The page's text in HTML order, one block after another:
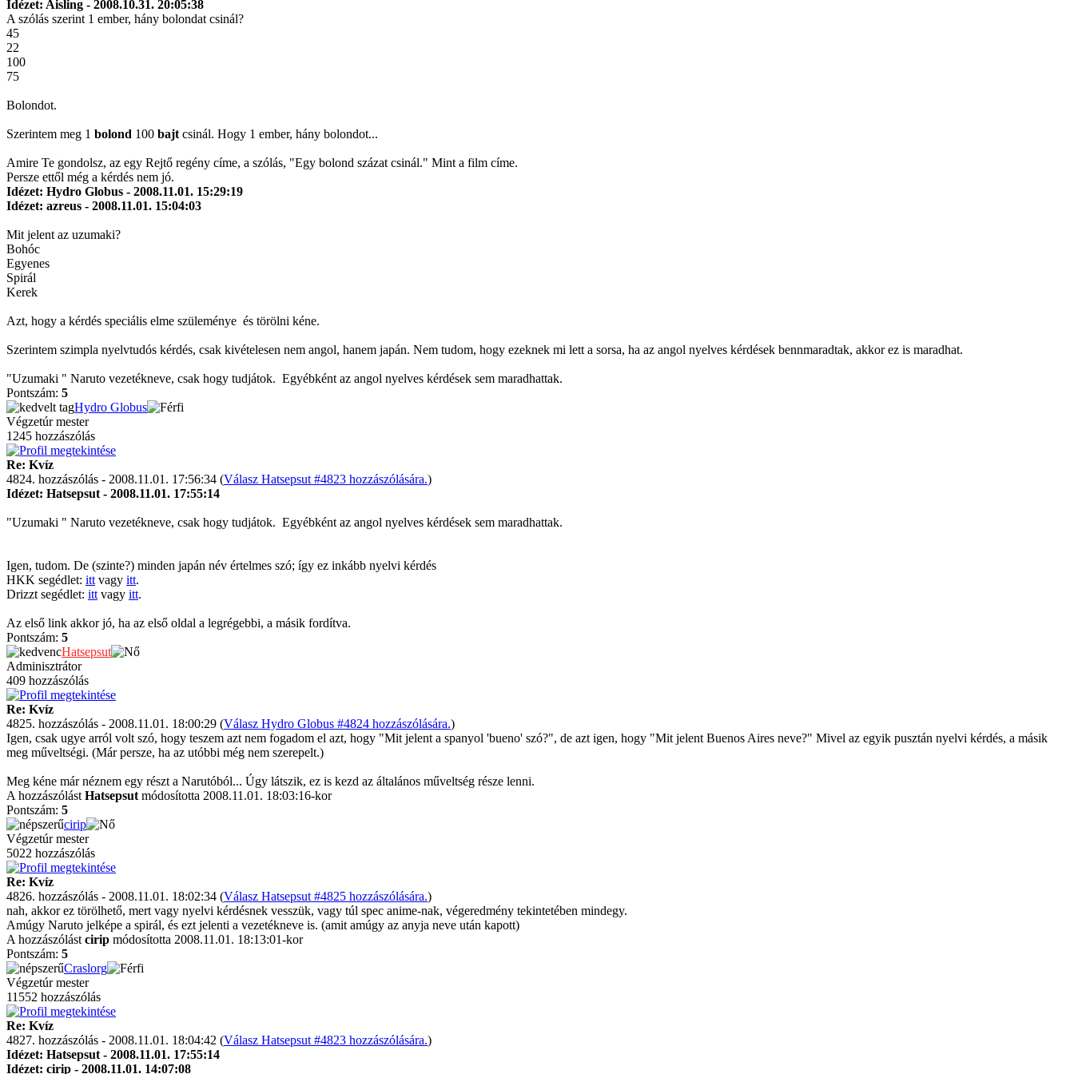
Idézet: Aisling - 2008.10.31. 20:05:38
A szólás szerint 1 ember, hány bolondat csinál?
45
22
100
75
Bolondot.
Szerintem meg 1 bolond 100 bajt csinál. Hogy 1 ember, hány bolondot...
Amire Te gondolsz, az egy Rejtő regény címe, a szólás, "Egy bolond százat csinál." Mint a film címe.
Persze ettől még a kérdés nem jó.
Idézet: Hydro Globus - 2008.11.01. 15:29:19
Idézet: azreus - 2008.11.01. 15:04:03
Mit jelent az uzumaki?
Bohóc
Egyenes
Spirál
Kerek
Azt, hogy a kérdés speciális elme szüleménye és törölni kéne.
Szerintem szimpla nyelvtudós kérdés, csak kivételesen nem angol, hanem japán. Nem tudom, hogy ezeknek mi lett a sorsa, ha az angol nyelves kérdések bennmaradtak, akkor ez is maradhat.
"Uzumaki " Naruto vezetékneve, csak hogy tudjátok. Egyébként az angol nyelves kérdések sem maradhattak.
Pontszám: 5
Hydro Globus
Végzetúr mester
1245 hozzászólás
Re: Kvíz
4824. hozzászólás - 2008.11.01. 17:56:34 (Válasz Hatsepsut #4823 hozzászólására.)
Idézet: Hatsepsut - 2008.11.01. 17:55:14
"Uzumaki " Naruto vezetékneve, csak hogy tudjátok. Egyébként az angol nyelves kérdések sem maradhattak.
Igen, tudom. De (szinte?) minden japán név értelmes szó; így ez inkább nyelvi kérdés
HKK segédlet: itt vagy itt.
Drizzt segédlet: itt vagy itt.
Az első link akkor jó, ha az első oldal a legrégebbi, a másik fordítva.
Pontszám: 5
Hatsepsut
Adminisztrátor
409 hozzászólás
Re: Kvíz
4825. hozzászólás - 2008.11.01. 18:00:29 (Válasz Hydro Globus #4824 hozzászólására.)
Igen, csak ugye arról volt szó, hogy teszem azt nem fogadom el azt, hogy "Mit jelent a spanyol 'bueno' szó?", de azt igen, hogy "Mit jelent Buenos Aires neve?" Mivel az egyik pusztán nyelvi kérdés, a másik
meg műveltségi. (Már persze, ha az utóbbi még nem szerepelt.)
Meg kéne már néznem egy részt a Narutóból... Úgy látszik, ez is kezd az általános műveltség része lenni.
A hozzászólást Hatsepsut módosította 2008.11.01. 18:03:16-kor
Pontszám: 5
cirip
Végzetúr mester
5022 hozzászólás
Re: Kvíz
4826. hozzászólás - 2008.11.01. 18:02:34 (Válasz Hatsepsut #4825 hozzászólására.)
nah, akkor ez törölhető, mert vagy nyelvi kérdésnek vesszük, vagy túl spec anime-nak, végeredmény tekintetében mindegy.
Amúgy Naruto jelképe a spirál, és ezt jelenti a vezetékneve is. (amit amúgy az anyja neve után kapott)
A hozzászólást cirip módosította 2008.11.01. 18:13:01-kor
Pontszám: 5
Craslorg
Végzetúr mester
11552 hozzászólás
Re: Kvíz
4827. hozzászólás - 2008.11.01. 18:04:42 (Válasz Hatsepsut #4823 hozzászólására.)
Idézet: Hatsepsut - 2008.11.01. 17:55:14
Idézet: cirip - 2008.11.01. 14:07:08